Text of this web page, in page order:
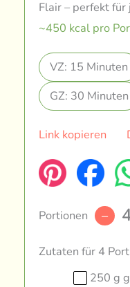
Flair – perfekt für
~450 kcal pro
VZ: 15 Minuten
GZ: 30 Minuten
Link kopieren
Portionen –
Zutaten für 4
250 g